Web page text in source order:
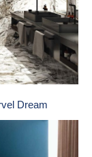
Dream